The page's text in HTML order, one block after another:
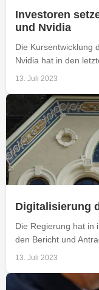
Investoren
und Nvidia
Die Kursentwicklung
Nvidia hat in den
13. Juli 2023
Digitalisierung
Die Regierung hat in
den Bericht und
13. Juli 2023